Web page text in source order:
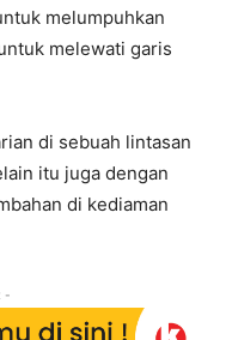
melumpuhkan
melewati garis
di sebuah lintasan
itu juga dengan
di kediaman
-